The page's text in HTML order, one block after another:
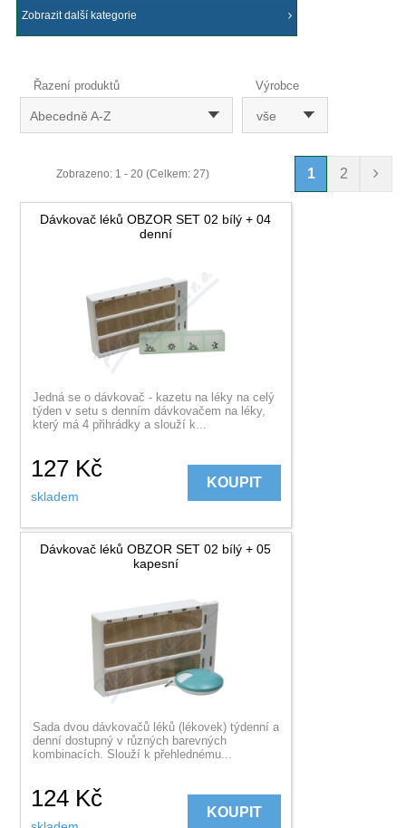
Zobrazit další kategorie
Řazení produktů
Abecedně A-Z
Výrobce
vše
Zobrazeno: 1 - 20 (Celkem: 27) 1 2
Dávkovač léků OBZOR SET 02 bílý + 04
denní
Jedná se o dávkovač - kazetu na léky na celý
týden v setu s denním dávkovačem na léky,
který má 4 přihrádky a slouží k...
127 Kč
skladem
KOUPIT
Dávkovač léků OBZOR SET 02 bílý + 05
kapesní
Sada dvou dávkovačů léků (lékovek) týdenní a
denní dostupný v různých barevných
kombinacích. Slouží k přehlednému...
124 Kč
KOUPIT